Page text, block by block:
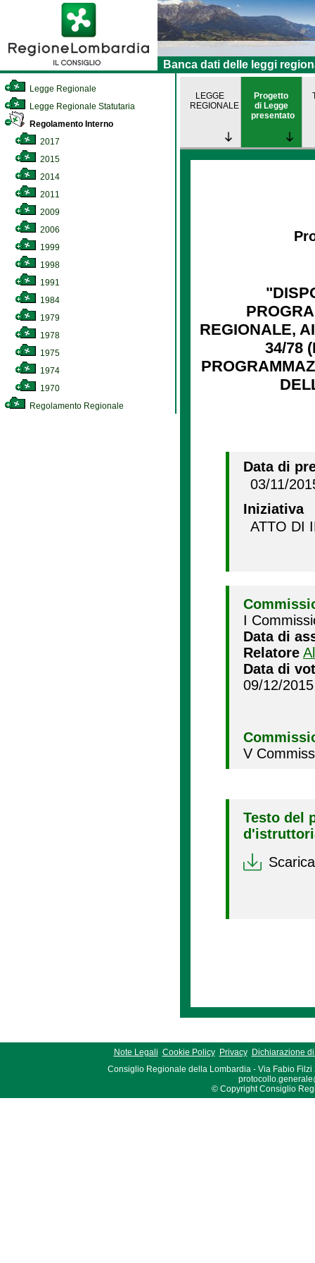
Banca dati delle leggi
Legge Regionale
Legge Regionale Statutaria
Regolamento Interno
2017
2015
2014
2011
2009
2006
1999
1998
1991
1984
1979
1978
1975
1974
1970
Regolamento Regionale
LEGGE
REGIONALE
Progetto
di Legge
presentato
REGIONALE,
34/78
Data di
03/11/
Iniziativa
ATTO DI
I
Data di
Relatore
Data di
09/12/2015
V
Testo del
Note Legali Cookie Policy Privacy
Dichiarazione
Consiglio Regionale della Lombardia - Via Fabio Filzi
© Copyright Consiglio